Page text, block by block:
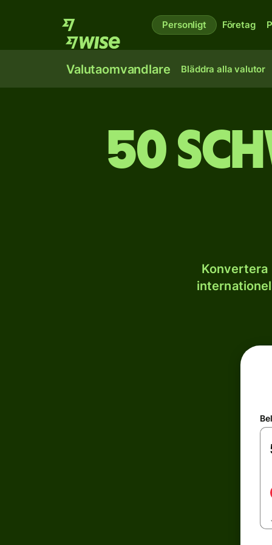
Personligt Företag
Valutaomvandlare Bläddra alla valutor
50
Konvertera